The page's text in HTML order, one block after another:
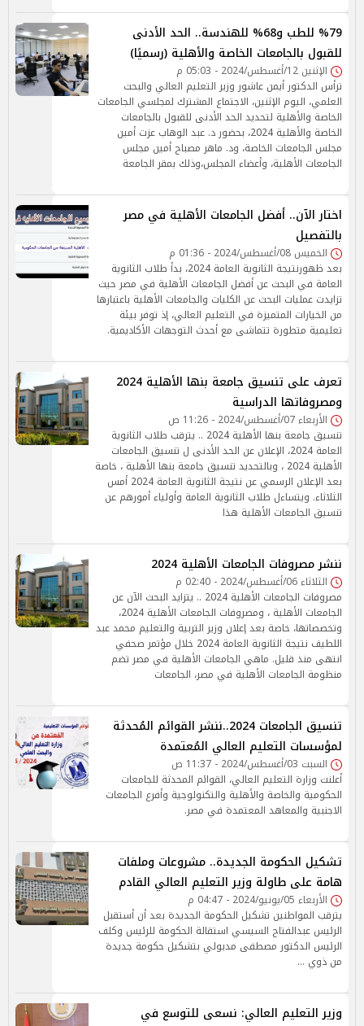
%79 للطب و68% للهندسة.. الحد الأدنى
للقبول بالجامعات الخاصة والأهلية (رسميًا)
الإثنين 12/أغسطس/2024 - 05:03 م
ترأس الدكتور أيمن عاشور وزير التعليم العالي والبحث
العلمي، اليوم الإثنين، الاجتماع المشترك لمجلسي الجامعات
الخاصة والأهلية لتحديد الحد الأدنى للقبول بالجامعات
الخاصة والأهلية 2024، بحضور د. عبد الوهاب عزت أمين
مجلس الجامعات الخاصة، ود. ماهر مصباح أمين مجلس
الجامعات الأهلية، وأعضاء المجلس،وذلك بمقر الجامعة
اختار الآن.. أفضل الجامعات الأهلية في مصر
بالتفصيل
الخميس 08/أغسطس/2024 - 01:36 م
بعد ظهورنتيجة الثانوية العامة 2024، بدأ طلاب الثانوية
العامة في البحث عن أفضل الجامعات الأهلية في مصر حيث
تزايدت عمليات البحث عن الكليات والجامعات الأهلية باعتبارها
من الخيارات المتميزة في التعليم العالي، إذ توفر بيئة
تعليمية متطورة تتماشى مع أحدث التوجهات الأكاديمية.
تعرف على تنسيق جامعة بنها الأهلية 2024
ومصروفاتها الدراسية
الأربعاء 07/أغسطس/2024 - 11:26 ص
تنسيق جامعة بنها الأهلية 2024 .. يترقب طلاب الثانوية
العامة 2024، الإعلان عن الحد الأدنى ل تنسيق الجامعات
الأهلية 2024 ، وبالتحديد تنسيق جامعة بنها الأهلية ، خاصة
بعد الإعلان الرسمي عن نتيجة الثانوية العامة 2024 أمس
الثلاثاء. ويتساءل طلاب الثانوية العامة وأولياء أمورهم عن
تنسيق الجامعات الأهلية هذا
ننشر مصروفات الجامعات الأهلية 2024
الثلاثاء 06/أغسطس/2024 - 02:40 م
مصروفات الجامعات الأهلية 2024 .. يتزايد البحث الآن عن
الجامعات الأهلية ، ومصروفات الجامعات الأهلية 2024،
وتخصصاتها، خاصة بعد إعلان وزير التربية والتعليم محمد عبد
اللطيف نتيجة الثانوية العامة 2024 خلال مؤتمر صحفي
انتهى منذ قليل. ماهي الجامعات الأهلية في مصر تضم
منظومة الجامعات الأهلية في مصر، الجامعات
تنسيق الجامعات 2024..ننشر القوائم المُحدثة
لمؤسسات التعليم العالي المُعتمدة
السبت 03/أغسطس/2024 - 11:37 ص
أعلنت وزارة التعليم العالي، القوائم المحدثة للجامعات
الحكومية والخاصة والأهلية والتكنولوجية وأفرع الجامعات
الاجنبية والمعاهد المعتمدة في مصر.
تشكيل الحكومة الجديدة.. مشروعات وملفات
هامة على طاولة وزير التعليم العالي القادم
الأربعاء 05/يونيو/2024 - 04:47 م
يترقب المواطنين تشكيل الحكومة الجديدة بعد أن أستقبل
الرئيس عبدالفتاح السيسي استقالة الحكومة للرئيس وكلف
الرئيس الدكتور مصطفى مدبولي بتشكيل حكومة جديدة
من ذوي …
وزير التعليم العالي: نسعى للتوسع في